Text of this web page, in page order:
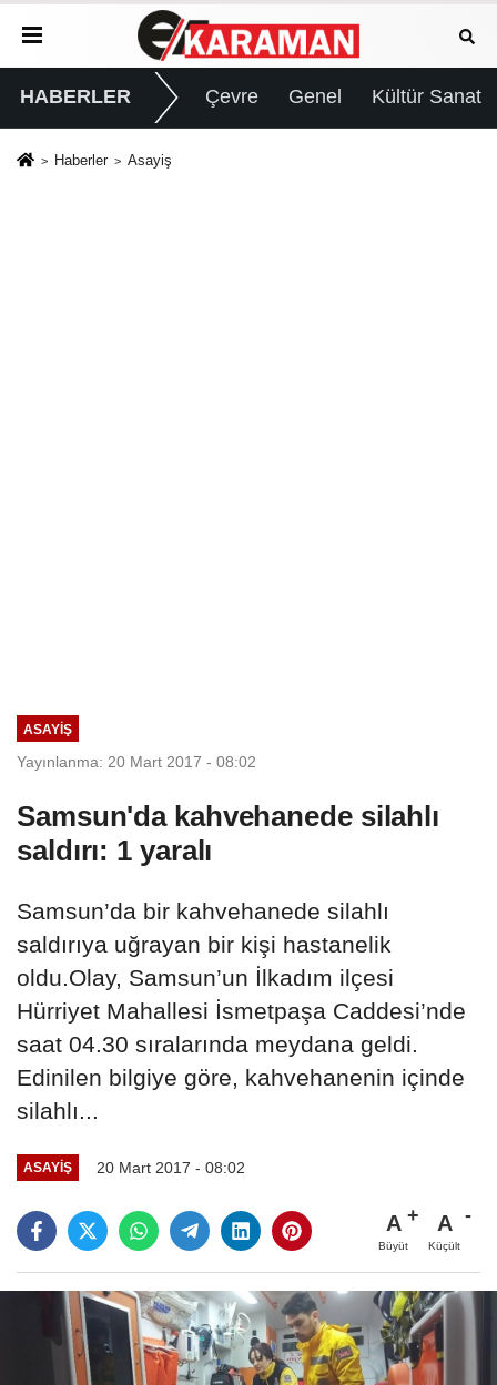
HABERLER Çevre Genel Kültür Sanat
Haberler Asayiş
ASAYIŞ
Yayınlanma: 20 Mart 2017 - 08:02
Samsun'da kahvehanede silahlı
saldırı: 1 yaralı
Samsun’da bir kahvehanede silahlı
saldırıya uğrayan bir kişi hastanelik
oldu.Olay, Samsun’un İlkadım ilçesi
Hürriyet Mahallesi İsmetpaşa Caddesi’nde
saat 04.30 sıralarında meydana geldi.
Edinilen bilgiye göre, kahvehanenin içinde
silahlı...
ASAYIŞ 20 Mart 2017 - 08:02
A
Büyüt
A
Küçült